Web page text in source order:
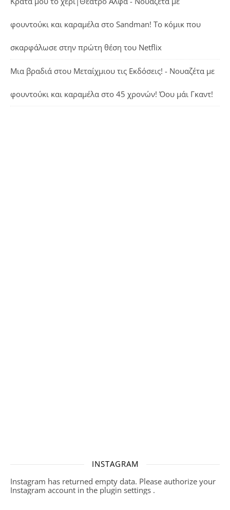
φουντούκι και καραμέλα στο Sandman! Το κόμικ που
σκαρφάλωσε στην πρώτη θέση του Netflix
Μια βραδιά στου Μεταίχμιου τις Εκδόσεις! - Νουαζέτα με
φουντούκι και καραμέλα στο 45 χρονών! Όου μάι Γκαντ!
INSTAGRAM
Instagram has returned empty data. Please authorize your
Instagram account in the plugin settings .